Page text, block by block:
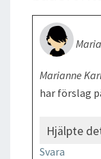
Marianne
har förslag
Hjälpte
Svara